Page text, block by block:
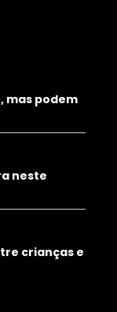
mas podem
neste
crianças e